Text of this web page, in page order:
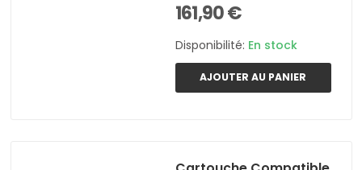
161,90 €
Disponibilité: En stock
AJOUTER AU PANIER